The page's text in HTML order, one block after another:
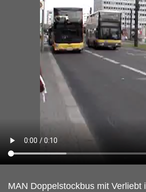
MAN Doppelstockbus mit Verliebt